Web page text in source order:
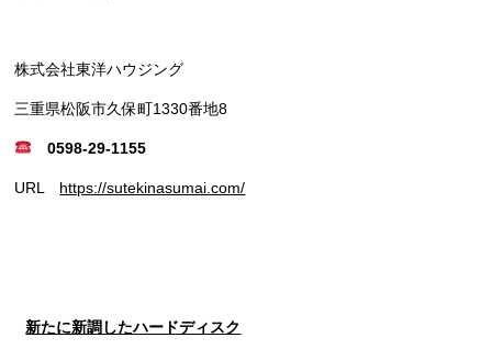
株式会社東洋ハウジング
三重県松阪市久保町1330番地8
0598-29-1155
URL https://sutekinasumai.com/
新たに新調したハードディスク